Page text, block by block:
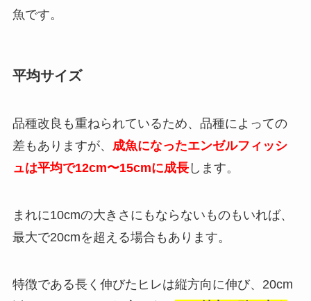
魚です。
平均サイズ
品種改良も重ねられているため、品種によっての
差もありますが、 成魚になったエンゼルフィッシ
ュは平均で12cm〜15cmに成長します。
まれに10cmの大きさにもならないものもいれば、
最大で20cmを超える場合もあります。
特徴である長く伸びたヒレは縦方向に伸び、20cm